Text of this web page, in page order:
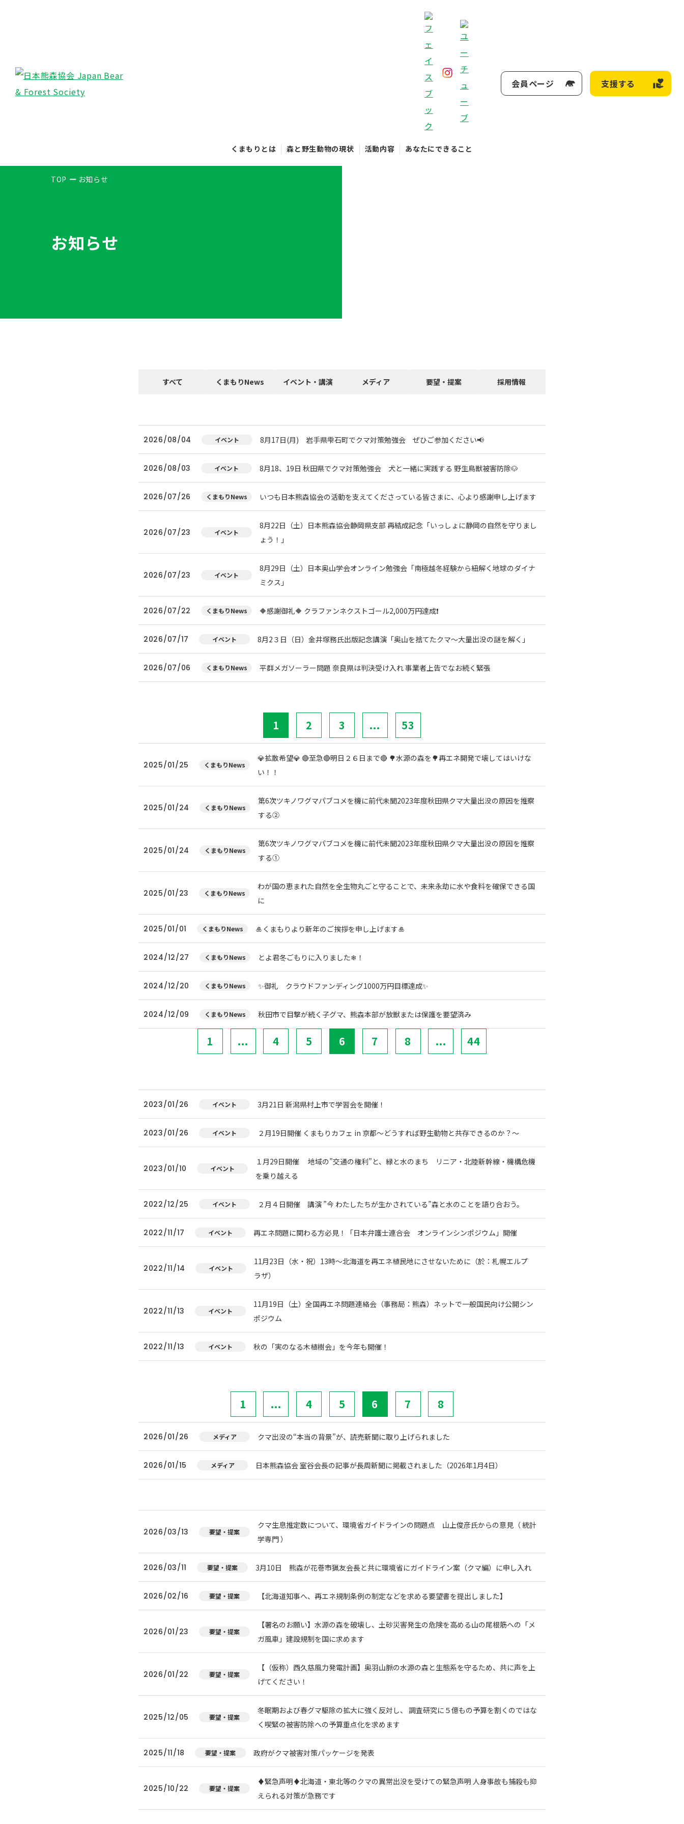
くまもりとは 森と野生動物の現状 活動内容 あなたにできること
会員ページ 支援する
TOP お知らせ
お知らせ
すべて くまもりNews イベント・講演 メディア 要望・提案 採用情報
2026/08/04 イベント 8月17日(月) 岩手県雫石町でクマ対策勉強会 ぜひご参加ください📢
2026/08/03 イベント 8月18、19日 秋田県でクマ対策勉強会 犬と一緒に実践する 野生鳥獣被害防除🐶
2026/07/26 くまもりNews いつも日本熊森協会の活動を支えてくださっている皆さまに、心より感謝申し上げます
2026/07/23 イベント
8月22日（土）日本熊森協会静岡県支部 再結成記念「いっしょに静岡の自然を守りまし
ょう！」
2026/07/23 イベント
8月29日（土）日本奥山学会オンライン勉強会「南極越冬経験から紐解く地球のダイナ
ミクス」
2026/07/22 くまもりNews 🔶感謝御礼🔶 クラファンネクストゴール2,000万円達成❗
2026/07/17 イベント 8月2３日（日）金井塚務氏出版記念講演「奥山を捨てたクマ～大量出没の謎を解く」
2026/07/06 くまもりNews 平群メガソーラー問題 奈良県は判決受け入れ 事業者上告でなお続く緊張
1 2 3 ... 53
2025/01/25 くまもりNews
💎拡散希望💎 🔴至急🔴明日２６日まで🔴 🌳水源の森を🌳再エネ開発で壊してはいけな
い！！
2025/01/24 くまもりNews
第6次ツキノワグマパブコメを機に前代未聞2023年度秋田県クマ大量出没の原因を推察
する②
2025/01/24 くまもりNews
第6次ツキノワグマパブコメを機に前代未聞2023年度秋田県クマ大量出没の原因を推察
する①
2025/01/23 くまもりNews
わが国の恵まれた自然を全生物丸ごと守ることで、未来永劫に水や食料を確保できる国
に
2025/01/01 くまもりNews 🎍くまもりより新年のご挨拶を申し上げます🎍
2024/12/27 くまもりNews とよ君冬ごもりに入りました❄！
2024/12/20 くまもりNews ✨御礼 クラウドファンディング1000万円目標達成✨
2024/12/09 くまもりNews 秋田市で目撃が続く子グマ、熊森本部が放獣または保護を要望済み
1 ... 4 5 6 7 8 ... 44
2023/01/26 イベント 3月21日 新潟県村上市で学習会を開催！
2023/01/26 イベント ２月19日開催 くまもりカフェ in 京都～どうすれば野生動物と共存できるのか？～
2023/01/10 イベント
１月29日開催 地域の”交通の権利”と、緑と水のまち リニア・北陸新幹線・機構危機
を乗り越える
2022/12/25 イベント ２月４日開催 講演 ”今 わたしたちが生かされている”森と水のことを語り合おう。
2022/11/17 イベント 再エネ問題に関わる方必見！「日本弁護士連合会 オンラインシンポジウム」開催
2022/11/14 イベント
11月23日（水・祝）13時～北海道を再エネ植民地にさせないために（於：札幌エルプ
ラザ）
2022/11/13 イベント
11月19日（土）全国再エネ問題連絡会（事務局：熊森）ネットで一般国民向け公開シン
ポジウム
2022/11/13 イベント 秋の「実のなる木植樹会」を今年も開催！
1 ... 4 5 6 7 8
2026/01/26 メディア クマ出没の“本当の背景”が、読売新聞に取り上げられました
2026/01/15 メディア 日本熊森協会 室谷会長の記事が長周新聞に掲載されました（2026年1月4日）
2026/03/13 要望・提案
クマ生息推定数について、環境省ガイドラインの問題点 山上俊彦氏からの意見（ 統計
学専門 ）
2026/03/11 要望・提案 3月10日 熊森が花巻市猟友会長と共に環境省にガイドライン案（クマ編）に申し入れ
2026/02/16 要望・提案 【北海道知事へ、再エネ規制条例の制定などを求める要望書を提出しました】
2026/01/23 要望・提案
【署名のお願い】水源の森を破壊し、土砂災害発生の危険を高める山の尾根筋への「メ
ガ風車」建設規制を国に求めます
2026/01/22 要望・提案
【（仮称）西久慈風力発電計画】奥羽山脈の水源の森と生態系を守るため、共に声を上
げてください！
2025/12/05 要望・提案
冬眠期および春グマ駆除の拡大に強く反対し、 調査研究に５億もの予算を割くのではな
く喫緊の被害防除への予算重点化を求めます
2025/11/18 要望・提案 政府がクマ被害対策パッケージを発表
2025/10/22 要望・提案
♦️緊急声明♦️北海道・東北等のクマの異常出没を受けての緊急声明 人身事故も捕殺も抑
えられる対策が急務です